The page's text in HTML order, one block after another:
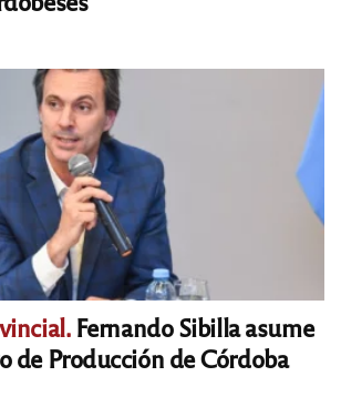
Fernando Sibilla asume
de Producción de Córdoba